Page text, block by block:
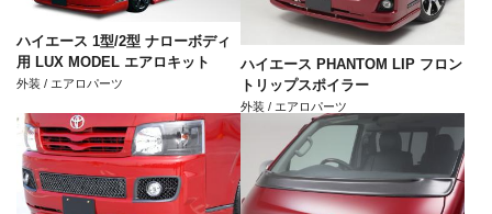
ハイエース 1型/2型 ナローボディ
用 LUX MODEL エアロキット
外装 / エアロパーツ
ハイエース PHANTOM LIP フロン
トリップスポイラー
外装 / エアロパーツ